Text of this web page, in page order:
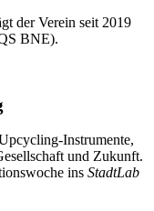
der Verein seit 2019
BNE).
Instrumente,
und Zukunft.
ins StadtLab